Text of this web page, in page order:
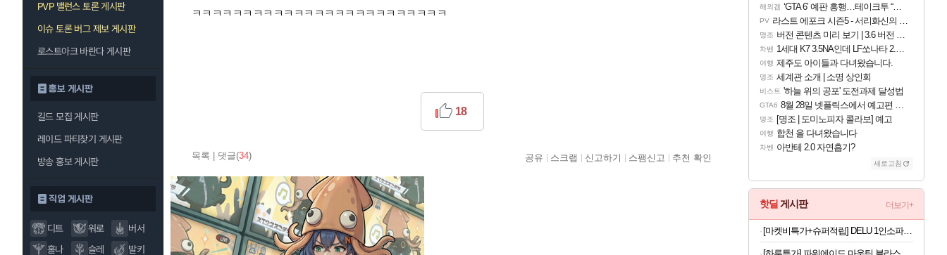
PVP 밸런스 토론 게시판
이슈 토론 버그 제보 게시판
로스트아크 바란다 게시판
홍보 게시판
길드 모집 게시판
레이드 파티찾기 게시판
방송 홍보 게시판
직업 게시판
디트 워로
버서
홀나
슬레
발키
ㅋㅋㅋㅋㅋㅋㅋㅋㅋㅋㅋㅋㅋㅋㅋㅋㅋㅋㅋㅋㅋㅋㅋㅋㅋ
목록 | 댓글(34)
18
공유 스크랩 신고하기 스팸신고 추천 확인
해외겜 ‘GTA 6’ 예판 흥행…테이크투 “내부 예상 크게 넘어”
PV 라스트 에포크 시즌5 - 서리화신의 분노 티저
명조 버전 콘텐츠 미리 보기 | 3.6 버전 「신기루 속 등불 그림자, 속세에 깃든 검의 결심」이 8월 20일에 업데이트됩니다!
차벤 1세대 K7 3.5NA인데 LF쏘나타 2.0NA 기변하면 유류비 절약이 얼마나 될까요..?
여행 제주도 아이들과 다녀왔습니다.
명조 세계관 소개 | 소명 상인회
비스트 '하늘 위의 공포' 도전과제 달성법
GTA6 8월 28일 넷플릭스에서 예고편 공개 예정
명조 [명조 | 도미노피자 콜라보] 예고
여행 합천 을 다녀왔습니다
차벤 아반테 2.0 자연흡기?
새로고침
핫딜 게시판 더보기+
[마켓비특가+슈퍼적립] DELU 1인소파 1665 카멜 8318.8008, 1인용